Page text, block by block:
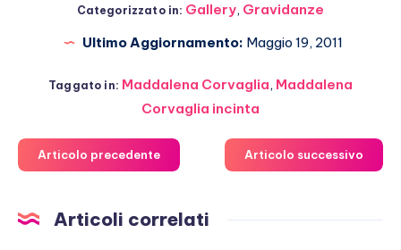
Categorizzato in: Gallery, Gravidanze
Ultimo Aggiornamento: Maggio 19, 2011
Taggato in: Maddalena Corvaglia, Maddalena
Corvaglia incinta
Articolo precedente Articolo successivo
Articoli correlati